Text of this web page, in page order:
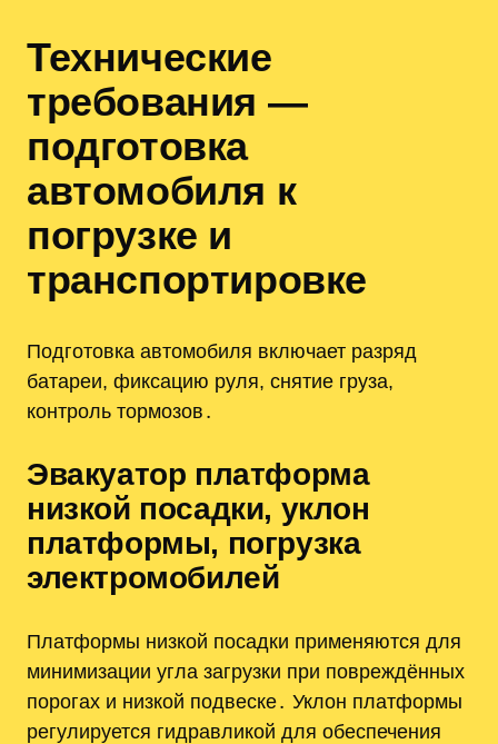
Технические
требования —
подготовка
автомобиля к
погрузке и
транспортировке
Подготовка автомобиля включает разряд
батареи, фиксацию руля, снятие груза,
контроль тормозов․
Эвакуатор платформа
низкой посадки, уклон
платформы, погрузка
электромобилей
Платформы низкой посадки применяются для
минимизации угла загрузки при повреждённых
порогах и низкой подвеске․ Уклон платформы
регулируется гидравликой для обеспечения